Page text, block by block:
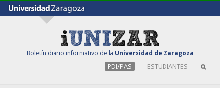
Boletín diario informativo de la Universidad de Zaragoza
PDI/PAS ESTUDIANTES